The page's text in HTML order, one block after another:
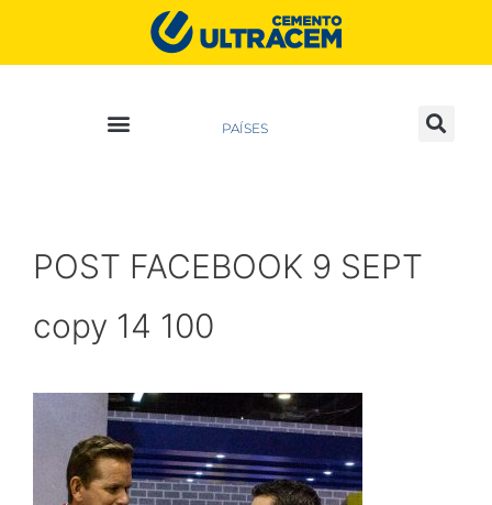
PAÍSES
POST FACEBOOK 9 SEPT
copy 14 100